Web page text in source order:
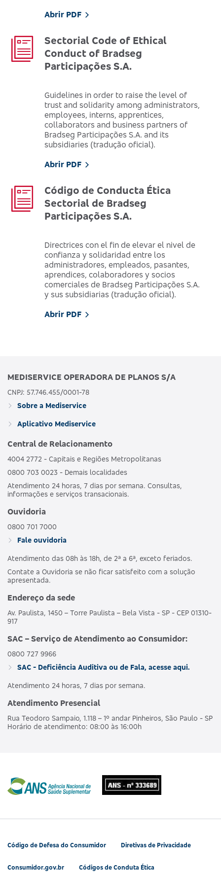
Abrir PDF
Sectorial Code of Ethical
Conduct of Bradseg
Participações S.A.
Guidelines in order to raise the level of
trust and solidarity among administrators,
employees, interns, apprentices,
collaborators and business partners of
Bradseg Participações S.A. and its
subsidiaries (tradução oficial).
Abrir PDF
Código de Conducta Ética
Sectorial de Bradseg
Participações S.A.
Directrices con el fin de elevar el nivel de
confianza y solidaridad entre los
administradores, empleados, pasantes,
aprendices, colaboradores y socios
comerciales de Bradseg Participações S.A.
y sus subsidiarias (tradução oficial).
Abrir PDF
MEDISERVICE OPERADORA DE PLANOS S/A
CNPJ: 57.746.455/0001-78
Sobre a Mediservice
Aplicativo Mediservice
Central de Relacionamento
4004 2772 - Capitais e Regiões Metropolitanas
0800 703 0023 - Demais localidades
Atendimento 24 horas, 7 dias por semana. Consultas,
informações e serviços transacionais.
Ouvidoria
0800 701 7000
Fale ouvidoria
Atendimento das 08h às 18h, de 2ª a 6ª, exceto feriados.
Contate a Ouvidoria se não ficar satisfeito com a solução
apresentada.
Endereço da sede
Av. Paulista, 1450 – Torre Paulista – Bela Vista - SP - CEP 01310-
917
SAC – Serviço de Atendimento ao Consumidor:
0800 727 9966
SAC - Deficiência Auditiva ou de Fala, acesse aqui.
Atendimento 24 horas, 7 dias por semana.
Atendimento Presencial
Rua Teodoro Sampaio, 1.118 – 1º andar Pinheiros, São Paulo - SP
Horário de atendimento: 08:00 às 16:00h
Código de Defesa do Consumidor Diretivas de Privacidade
Consumidor.gov.br Códigos de Conduta Ética